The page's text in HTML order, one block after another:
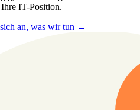
IT-Position.
an, was wir tun →